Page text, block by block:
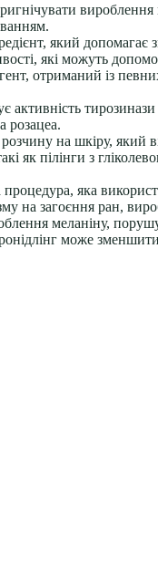
вироблення
який
які можуть
отриманий із
активність
розацеа.
на шкіру, який
як пілінги з
яка
загоєння ран,
меланіну,
може